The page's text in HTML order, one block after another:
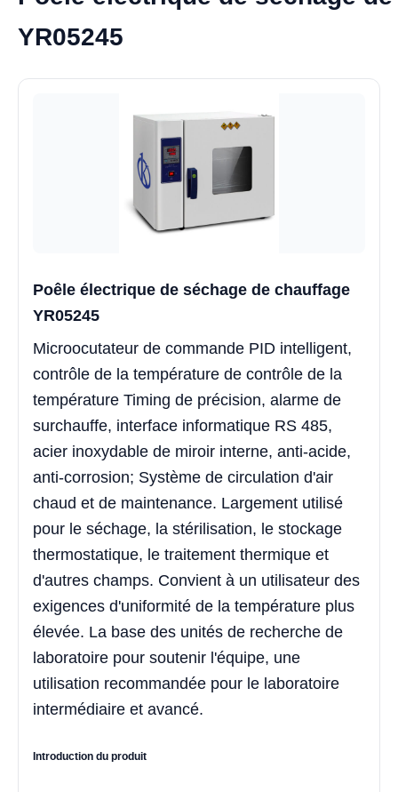
YR05245
Poêle électrique de séchage de chauffage
YR05245
Microocutateur de commande PID intelligent,
contrôle de la température de contrôle de la
température Timing de précision, alarme de
surchauffe, interface informatique RS 485,
acier inoxydable de miroir interne, anti-acide,
anti-corrosion; Système de circulation d'air
chaud et de maintenance. Largement utilisé
pour le séchage, la stérilisation, le stockage
thermostatique, le traitement thermique et
d'autres champs. Convient à un utilisateur des
exigences d'uniformité de la température plus
élevée. La base des unités de recherche de
laboratoire pour soutenir l'équipe, une
utilisation recommandée pour le laboratoire
intermédiaire et avancé.
Introduction du produit